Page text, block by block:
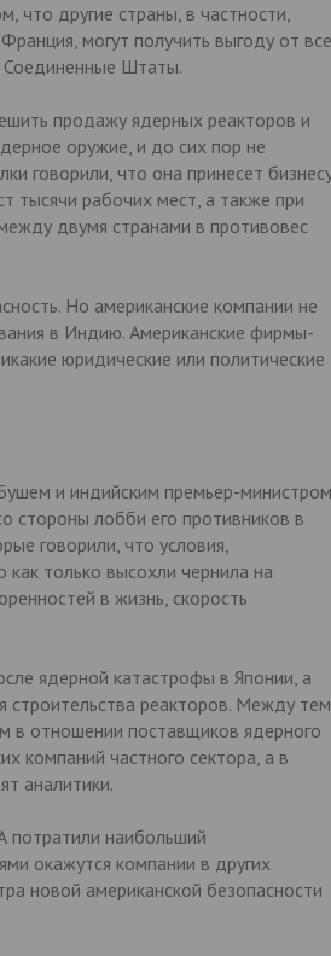
что другие страны, в частности,
могут получить выгоду от
Соединенные Штаты.
продажу ядерных реакторов и
оружие, и до сих пор не
говорили, что она принесет
тысячи рабочих мест, а также при
двумя странами в противовес
Но американские компании не
в Индию. Американские фирмы-
юридические или политические
и индийским премьер-министром
стороны лобби его противников в
говорили, что условия,
как только высохли чернила на
в жизнь, скорость
ядерной катастрофы в Японии, а
строительства реакторов. Между
в отношении поставщиков ядерного
компаний частного сектора, а в
аналитики.
потратили наибольший
окажутся компании в других
новой американской безопасности